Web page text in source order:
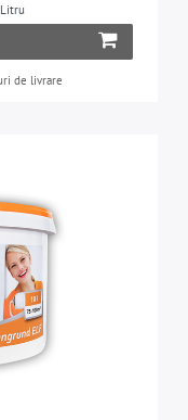
de livrare